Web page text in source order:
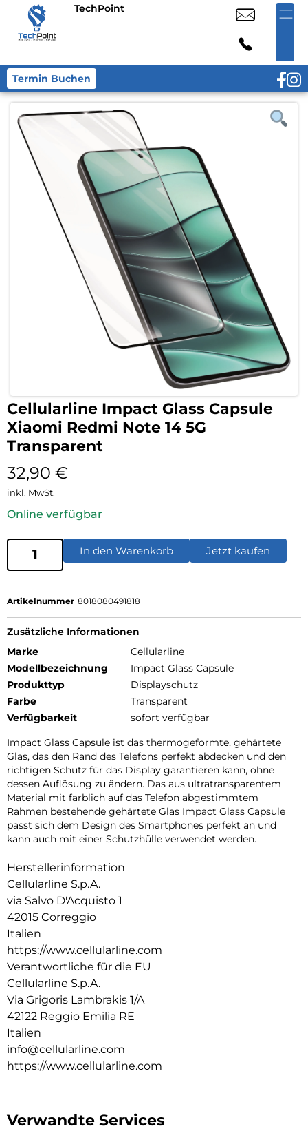
TechPoint
Termin Buchen
Cellularline Impact Glass Capsule
Xiaomi Redmi Note 14 5G
Transparent
32,90 €
inkl. MwSt.
Online verfügbar
In den Warenkorb Jetzt kaufen
Artikelnummer 8018080491818
Zusätzliche Informationen
Marke
Cellularline
Modellbezeichnung
Impact Glass Capsule
Produkttyp
Displayschutz
Farbe
Transparent
Verfügbarkeit
sofort verfügbar
Impact Glass Capsule ist das thermogeformte, gehärtete
Glas, das den Rand des Telefons perfekt abdecken und den
richtigen Schutz für das Display garantieren kann, ohne
dessen Auflösung zu ändern. Das aus ultratransparentem
Material mit farblich auf das Telefon abgestimmtem
Rahmen bestehende gehärtete Glas Impact Glass Capsule
passt sich dem Design des Smartphones perfekt an und
kann auch mit einer Schutzhülle verwendet werden.
Herstellerinformation
Cellularline S.p.A.
via Salvo D'Acquisto 1
42015 Correggio
Italien
https://www.cellularline.com
Verantwortliche für die EU
Cellularline S.p.A.
Via Grigoris Lambrakis 1/A
42122 Reggio Emilia RE
Italien
info@cellularline.com
https://www.cellularline.com
Verwandte Services